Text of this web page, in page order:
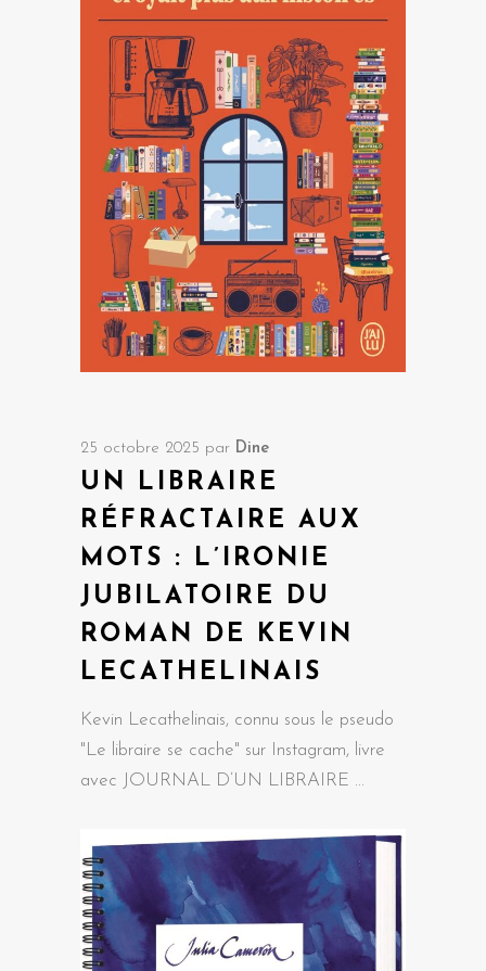
25 octobre 2025 par Dine
UN LIBRAIRE
RÉFRACTAIRE AUX
MOTS : L’IRONIE
JUBILATOIRE DU
ROMAN DE KEVIN
LECATHELINAIS
Kevin Lecathelinais, connu sous le pseudo
"Le libraire se cache" sur Instagram, livre
avec JOURNAL D’UN LIBRAIRE